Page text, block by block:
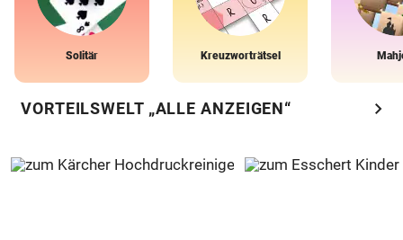
Solitär Kreuzworträtsel
VORTEILSWELT „ALLE ANZEIGEN“ chevron_right